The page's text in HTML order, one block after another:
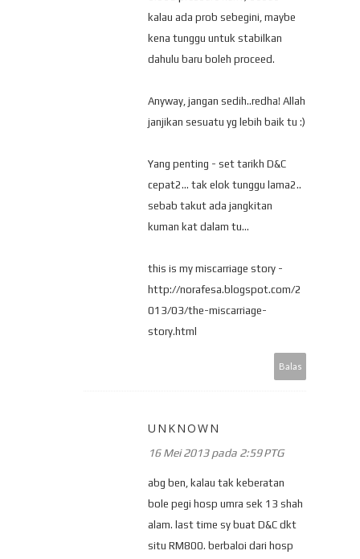
kalau ada prob sebegini, maybe
kena tunggu untuk stabilkan
dahulu baru boleh proceed.
Anyway, jangan sedih..redha! Allah
janjikan sesuatu yg lebih baik tu :)
Yang penting - set tarikh D&C
cepat2... tak elok tunggu lama2..
sebab takut ada jangkitan
kuman kat dalam tu...
this is my miscarriage story -
http://norafesa.blogspot.com/2
013/03/the-miscarriage-
story.html
Balas
UNKNOWN
16 Mei 2013 pada 2:59 PTG
abg ben, kalau tak keberatan
bole pegi hosp umra sek 13 shah
alam. last time sy buat D&C dkt
situ RM800. berbaloi dari hosp